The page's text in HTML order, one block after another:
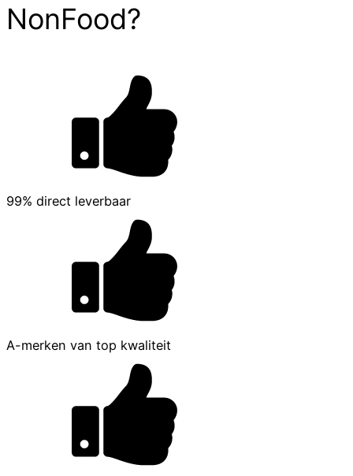
NonFood?
99% direct leverbaar
A-merken van top kwaliteit